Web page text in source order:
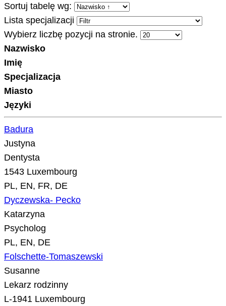
Sortuj tabelę wg:
Lista specjalizacji
Wybierz liczbę pozycji na stronie.
Nazwisko
Imię
Specjalizacja
Miasto
Języki
Badura
Justyna
Dentysta
1543 Luxembourg
PL, EN, FR, DE
Dyczewska- Pecko
Katarzyna
Psycholog
PL, EN, DE
Folschette-Tomaszewski
Susanne
Lekarz rodzinny
L-1941 Luxembourg